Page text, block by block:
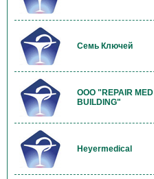
Семь Ключей
OOO "REPAIR MED
BUILDING"
Heyermedical